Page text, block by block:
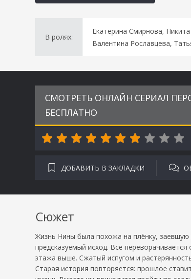
В ролях:
Екатерина Смирнова,
Валентина Рославцева,
СМОТРЕТЬ ОНЛАЙН СЕРИАЛ
БЕСПЛАТНО
ДОБАВИТЬ В ЗАКЛАДКИ
Сюжет
Жизнь Нины была похожа на плёнку,
предсказуемый исход. Всё
этажа выше. Сжатый испугом и
Старая история повторяется: прошлое